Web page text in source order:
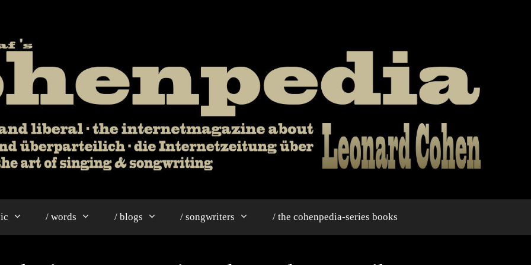
/ words / blogs / songwriters / the cohenpedia-series books